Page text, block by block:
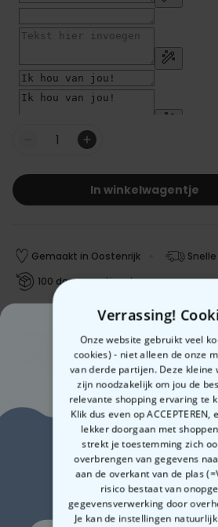
In winkelwagentje
Gemaakt in Oostenrijk
100 dagen gratis retourneren
Verwachte leverdatum:
Vri, 14.08 – Maa, 17.08
Gratis verzending vanaf 60 €Meer info
Betalingsmethoden:
Verrassing!
Onze website gebruikt veel
cookies) - niet alleen de onze
van derde partijen. Deze kleine
zijn noodzakelijk om jou de
relevante shopping ervaring te
Klik dus even op ACCEPTEREN,
lekker doorgaan met
strekt je toestemming zich
overbrengen van gegevens
aan de overkant van de plas
risico bestaat van
gegevensverwerking door
Je kan de instellingen
Zin in
10%